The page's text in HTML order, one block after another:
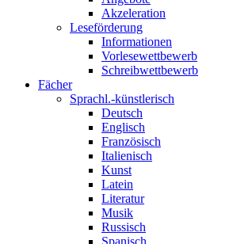
Akzeleration
Leseförderung
Informationen
Vorlesewettbewerb
Schreibwettbewerb
Fächer
Sprachl.-künstlerisch
Deutsch
Englisch
Französisch
Italienisch
Kunst
Latein
Literatur
Musik
Russisch
Spanisch